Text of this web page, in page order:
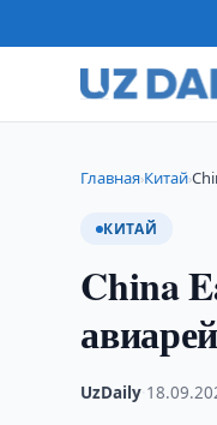
Главная›Китай›
КИТАЙ
China
UzDaily